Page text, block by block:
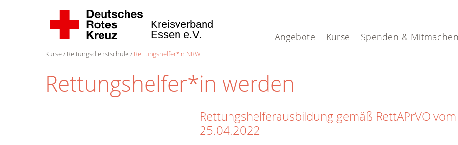
Angebote Kurse Spenden & Mitmachen
Kreisverband
Essen e.V.
Kurse Rettungsdienstschule Rettungshelfer*in NRW
Rettungshelfer*in werden
Rettungshelferausbildung gemäß RettAPrVO vom
25.04.2022